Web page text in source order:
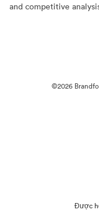
and competitive
©2026
Được